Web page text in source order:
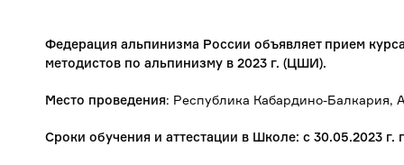
Федерация альпинизма России объявляет прием
методистов по альпинизму в 2023 г. (ЦШИ).
Место проведения: Республика Кабардино-Балкария,
Сроки обучения и аттестации в Школе: с 30.05.2023 г.